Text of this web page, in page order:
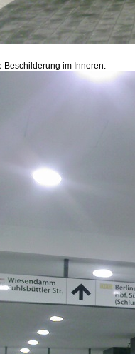
Beschilderung im Inneren: